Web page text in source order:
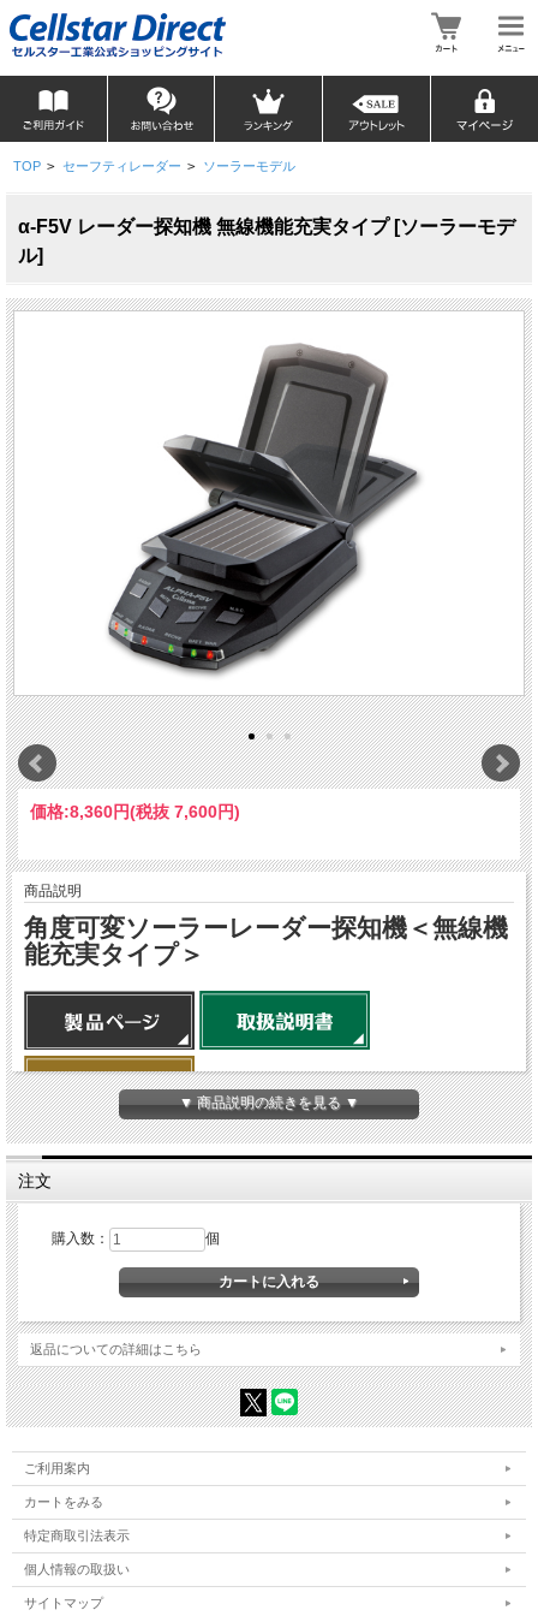
TOP > セーフティレーダー > ソーラーモデル
α-F5V レーダー探知機 無線機能充実タイプ [ソーラーモデ
ル]
価格:8,360円(税抜 7,600円)
商品説明
角度可変ソーラーレーダー探知機＜無線機
能充実タイプ＞
▼ 商品説明の続きを見る ▼
注文
購入数： 個
返品についての詳細はこちら
ご利用案内
カートをみる
特定商取引法表示
個人情報の取扱い
サイトマップ